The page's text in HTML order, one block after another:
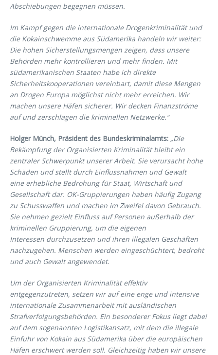
Abschiebungen begegnen müssen.
Im Kampf gegen die internationale Drogenkriminalität und
die Kokainschwemme aus Südamerika handeln wir weiter:
Die hohen Sicherstellungsmengen zeigen, dass unsere
Behörden mehr kontrollieren und mehr finden. Mit
südamerikanischen Staaten habe ich direkte
Sicherheitskooperationen vereinbart, damit diese Mengen
an Drogen Europa möglichst nicht mehr erreichen. Wir
machen unsere Häfen sicherer. Wir decken Finanzströme
auf und zerschlagen die kriminellen Netzwerke.“
Holger Münch, Präsident des Bundeskriminalamts: „Die
Bekämpfung der Organisierten Kriminalität bleibt ein
zentraler Schwerpunkt unserer Arbeit. Sie verursacht hohe
Schäden und stellt durch Einflussnahmen und Gewalt
eine erhebliche Bedrohung für Staat, Wirtschaft und
Gesellschaft dar. OK-Gruppierungen haben häufig Zugang
zu Schusswaffen und machen im Zweifel davon Gebrauch.
Sie nehmen gezielt Einfluss auf Personen außerhalb der
kriminellen Gruppierung, um die eigenen
Interessen durchzusetzen und ihren illegalen Geschäften
nachzugehen. Menschen werden eingeschüchtert, bedroht
und auch Gewalt angewendet.
Um der Organisierten Kriminalität effektiv
entgegenzutreten, setzen wir auf eine enge und intensive
internationale Zusammenarbeit mit ausländischen
Strafverfolgungsbehörden. Ein besonderer Fokus liegt dabei
auf dem sogenannten Logistikansatz, mit dem die illegale
Einfuhr von Kokain aus Südamerika über die europäischen
Häfen erschwert werden soll. Gleichzeitig haben wir unsere